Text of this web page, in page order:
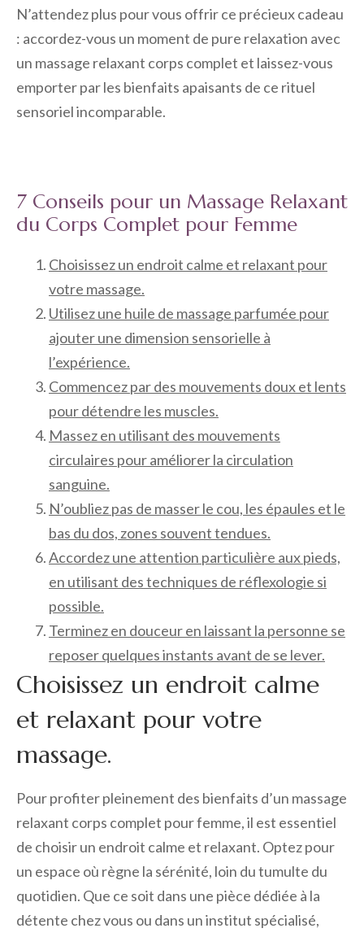
N’attendez plus pour vous offrir ce précieux cadeau
: accordez-vous un moment de pure relaxation avec
un massage relaxant corps complet et laissez-vous
emporter par les bienfaits apaisants de ce rituel
sensoriel incomparable.
7 Conseils pour un Massage Relaxant
du Corps Complet pour Femme
Choisissez un endroit calme et relaxant pour
votre massage.
Utilisez une huile de massage parfumée pour
ajouter une dimension sensorielle à
l’expérience.
Commencez par des mouvements doux et lents
pour détendre les muscles.
Massez en utilisant des mouvements
circulaires pour améliorer la circulation
sanguine.
N’oubliez pas de masser le cou, les épaules et le
bas du dos, zones souvent tendues.
Accordez une attention particulière aux pieds,
en utilisant des techniques de réflexologie si
possible.
Terminez en douceur en laissant la personne se
reposer quelques instants avant de se lever.
Choisissez un endroit calme
et relaxant pour votre
massage.
Pour profiter pleinement des bienfaits d’un massage
relaxant corps complet pour femme, il est essentiel
de choisir un endroit calme et relaxant. Optez pour
un espace où règne la sérénité, loin du tumulte du
quotidien. Que ce soit dans une pièce dédiée à la
détente chez vous ou dans un institut spécialisé,